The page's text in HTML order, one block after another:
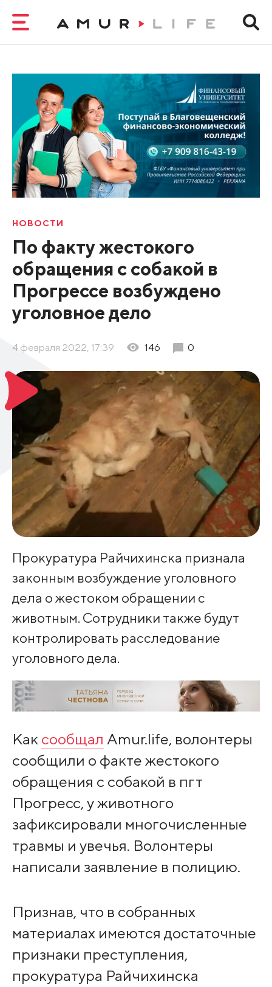
НОВОСТИ
По факту жестокого
обращения с собакой в
Прогрессе возбуждено
уголовное дело
4 февраля 2022, 17:39 146 0
Прокуратура Райчихинска признала
законным возбуждение уголовного
дела о жестоком обращении с
животным. Сотрудники также будут
контролировать расследование
уголовного дела.
Как сообщал Amur.life, волонтеры
сообщили о факте жестокого
обращения с собакой в пгт
Прогресс, у животного
зафиксировали многочисленные
травмы и увечья. Волонтеры
написали заявление в полицию.
Признав, что в собранных
материалах имеются достаточные
признаки преступления,
прокуратура Райчихинска